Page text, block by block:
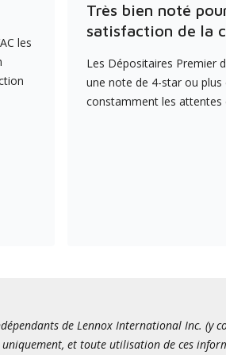
les
Très bien noté
satisfaction de la
Les Dépositaires Premier
une note de 4-star ou plus
constamment les attentes
de Lennox International Inc. (y
et toute utilisation de ces